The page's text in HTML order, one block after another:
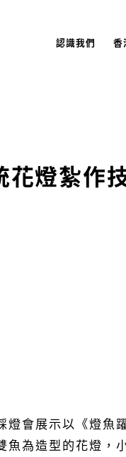
認識我們 香
燈紮作
會展示以《燈魚
為造型的花燈，